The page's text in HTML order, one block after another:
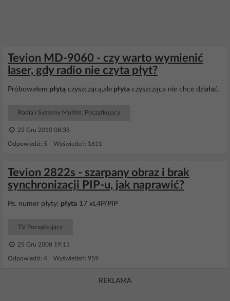
Tevion MD-9060 - czy warto wymienić
laser, gdy radio nie czyta płyt?
Próbowałem płytą czyszczącą,ale płyta czyszcząca nie chce działać.
Radia i Systemy Multim. Początkujący
22 Gru 2010 08:38
Odpowiedzi: 5 Wyświetleń: 1611
Tevion 2822s - szarpany obraz i brak
synchronizacji PIP-u, jak naprawić?
Ps. numer płyty: płyta 17 xL4P/PIP
TV Początkujący
25 Gru 2008 19:11
Odpowiedzi: 4 Wyświetleń: 959
REKLAMA